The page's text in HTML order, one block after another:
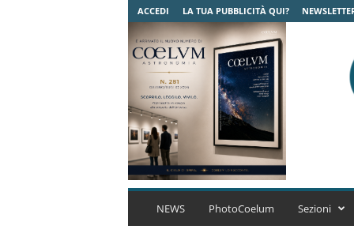
ACCEDI LA TUA PUBBLICITÀ QUI?
C
NEWS PhotoCoelum Sezioni